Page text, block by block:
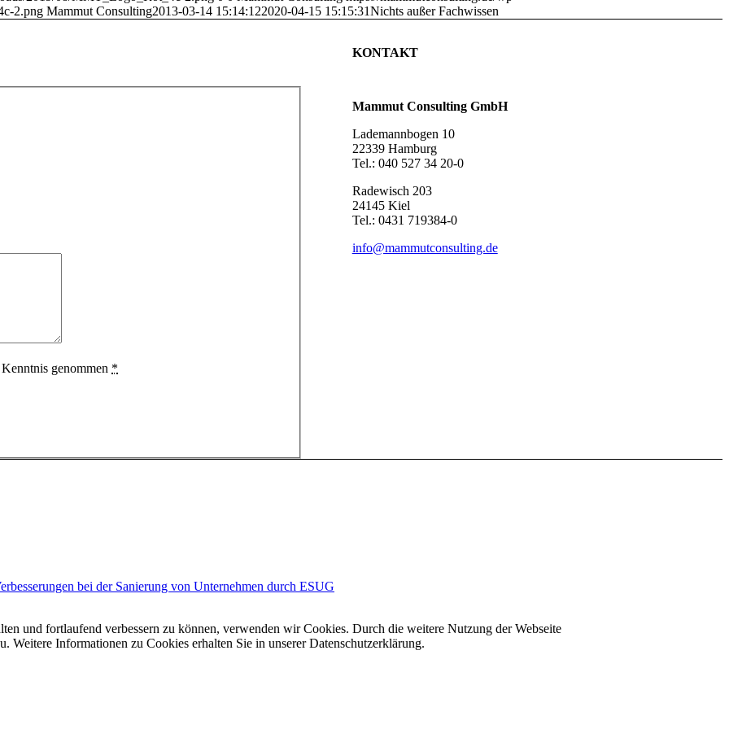
2.png Mammut Consulting2013-03-14 15:14:122020-04-15 15:15:31Nichts außer Fachwissen
genommen *
KONTAKT
Mammut Consulting GmbH
Lademannbogen 10
22339 Hamburg
Tel.: 040 527 34 20-0
Radewisch 203
24145 Kiel
Tel.: 0431 719384-0
info@mammutconsulting.de
bei der Sanierung von Unternehmen durch ESUG
und fortlaufend verbessern zu können, verwenden wir Cookies. Durch die weitere Nutzung der Webseite
Weitere Informationen zu Cookies erhalten Sie in unserer Datenschutzerklärung.